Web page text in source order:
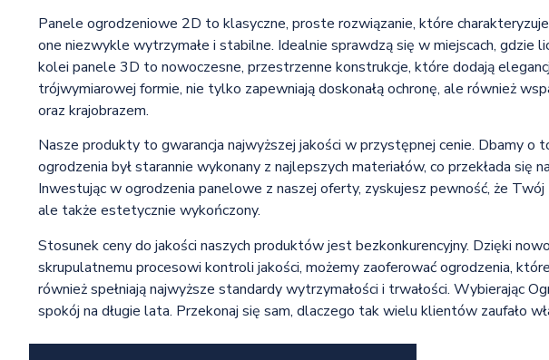
Panele ogrodzeniowe 2D to klasyczne, proste rozwiązanie, które
one niezwykle wytrzymałe i stabilne. Idealnie sprawdzą się w miejscach, gdzie
kolei panele 3D to nowoczesne, przestrzenne konstrukcje, które dodają
trójwymiarowej formie, nie tylko zapewniają doskonałą ochronę, ale również
oraz krajobrazem.
Nasze produkty to gwarancja najwyższej jakości w przystępnej cenie. Dbamy o
ogrodzenia był starannie wykonany z najlepszych materiałów, co przekłada się
Inwestując w ogrodzenia panelowe z naszej oferty, zyskujesz pewność, że
ale także estetycznie wykończony.
Stosunek ceny do jakości naszych produktów jest bezkonkurencyjny. Dzięki
skrupulatnemu procesowi kontroli jakości, możemy zaoferować ogrodzenia,
również spełniają najwyższe standardy wytrzymałości i trwałości. Wybierając
spokój na długie lata. Przekonaj się sam, dlaczego tak wielu klientów zaufało